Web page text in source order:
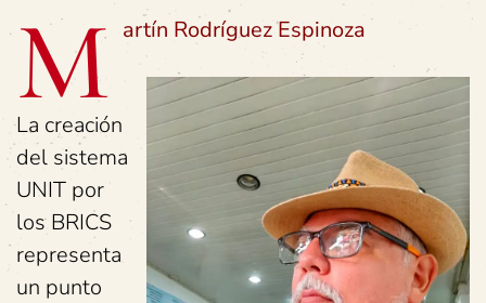
M artín Rodríguez Espinoza
La creación
del sistema
UNIT por
los BRICS
representa
un punto